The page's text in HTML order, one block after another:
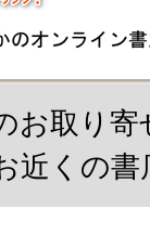
お取り
近くの書